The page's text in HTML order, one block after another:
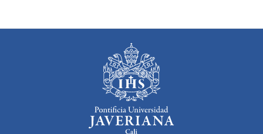
desechos sólidos, especialmente a lo largo
de la gran vía y la calle 73. El nodo de
desarrollo del proyecto piloto es
particularmente afectado por la
contaminación y el deterioro debido a la
falta de educación ambiental, la escasez de